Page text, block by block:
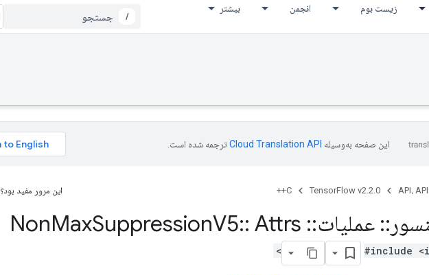
زیست بوم انجمن بیشتر
/
این صفحه به‌وسیله ترجمه شده است.
API، API TensorFlow v2.2.0
C++ این مرور مفید بود؟
:: عملیات::
MaxSuppressionV5:: Attrs
#include